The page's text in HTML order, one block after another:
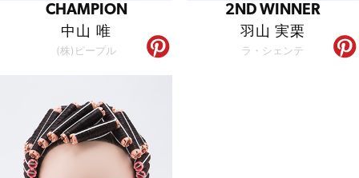
CHAMPION
中山 唯
(株)ピープル
2ND WINNER
羽山 実栗
ラ・シェンテ